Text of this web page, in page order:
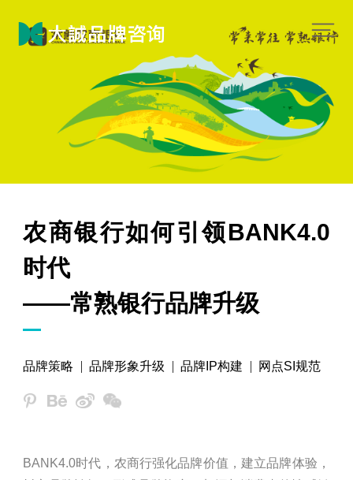
农商银行如何引领BANK4.0
时代
——常熟银行品牌升级
品牌策略 品牌形象升级 品牌IP构建 网点SI规范
BANK4.0时代，农商行强化品牌价值，建立品牌体验，